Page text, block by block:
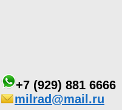
+7 (929) 881 6666
milrad@mail.ru